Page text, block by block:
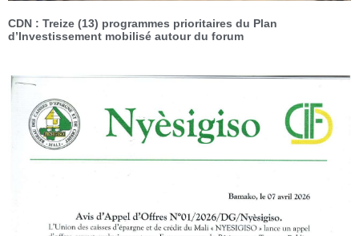
CDN : Treize (13) programmes prioritaires du Plan
d’Investissement mobilisé autour du forum